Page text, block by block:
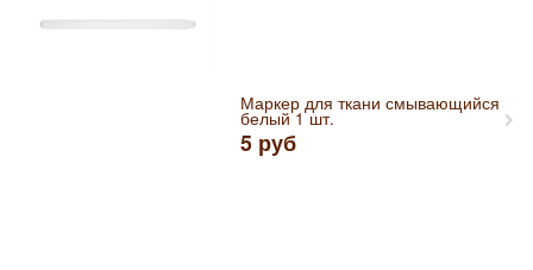
Маркер для ткани смывающийся
белый 1 шт.
5 руб